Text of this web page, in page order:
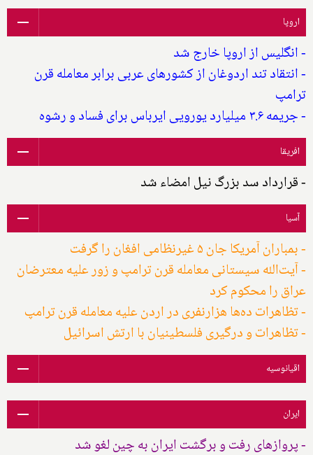
اروپا
- انگلیس از اروپا خارج شد
- انتقاد تند اردوغان از کشورهای عربی برابر معامله قرن
ترامپ
- جریمه ۳.۶ میلیارد یورویی ایرباس برای فساد و رشوه
افریقا
- قرارداد سد بزرگ نیل امضاء شد
آسیا
- بمباران آمریکا جان ۵ غیرنظامی افغان را گرفت
- آیت‌الله سیستانی معامله قرن ترامپ و زور علیه معترضان
عراق را محکوم کرد
- تظاهرات ده‌ها هزارنفری در اردن علیه معامله قرن ترامپ
- تظاهرات و درگیری فلسطینیان با ارتش اسرائیل
اقیانوسیه
ایران
- پروازهای رفت و برگشت ایران به چین لغو شد